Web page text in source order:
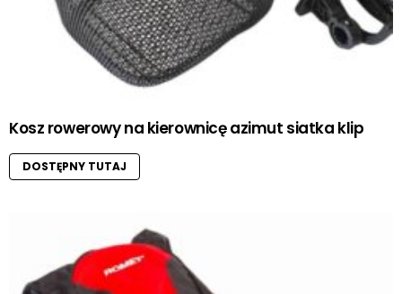
Kosz rowerowy na kierownicę azimut siatka klip
DOSTĘPNY TUTAJ